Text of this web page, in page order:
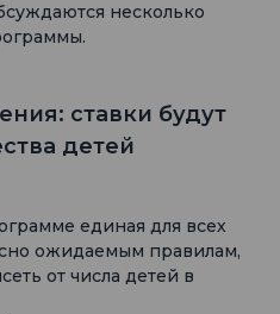
несколько
ставки будут
детей
единая для всех
ожидаемым правилам,
от числа детей в